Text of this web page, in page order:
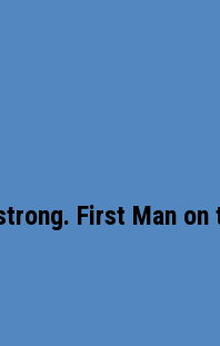
First Man on